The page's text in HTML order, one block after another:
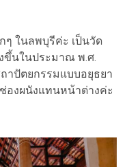
ๆ ในลพบุรีค่ะ เป็นวัด
ขึ้นในประมาณ พ.ศ.
าปัตยกรรมแบบอยุธยา
องผนังแทนหน้าต่างค่ะ